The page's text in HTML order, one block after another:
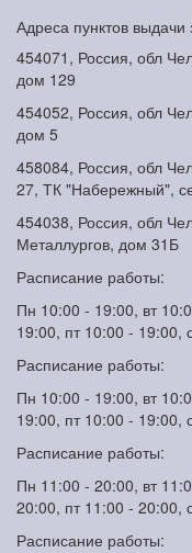
Адреса пунктов выдачи
454071, Россия, обл
дом 129
454052, Россия, обл
дом 5
458084, Россия, обл
27, ТК "Набережный",
454038, Россия, обл
Металлургов, дом 31Б
Расписание работы:
Пн 10:00 - 19:00, вт
19:00, пт 10:00 - 19:00,
Расписание работы:
Пн 10:00 - 19:00, вт
19:00, пт 10:00 - 19:00,
Расписание работы:
Пн 11:00 - 20:00, вт
20:00, пт 11:00 - 20:00,
Расписание работы: